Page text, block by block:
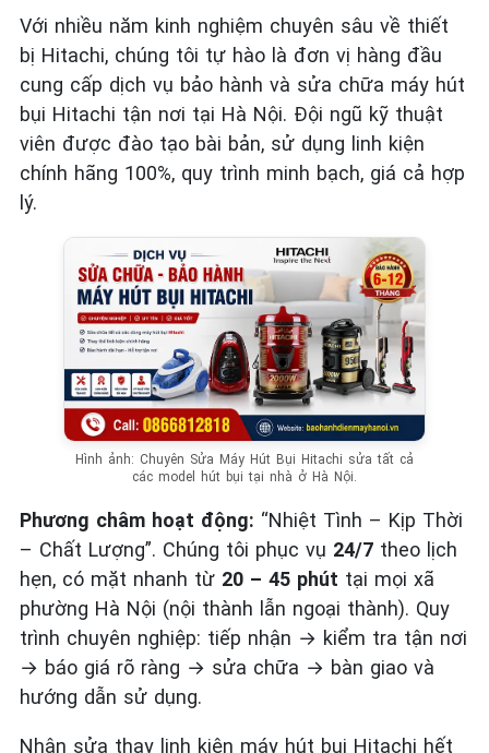
Với nhiều năm kinh nghiệm chuyên sâu về thiết
bị Hitachi, chúng tôi tự hào là đơn vị hàng đầu
cung cấp dịch vụ bảo hành và sửa chữa máy hút
bụi Hitachi tận nơi tại Hà Nội. Đội ngũ kỹ thuật
viên được đào tạo bài bản, sử dụng linh kiện
chính hãng 100%, quy trình minh bạch, giá cả hợp
lý.
Hình ảnh: Chuyên Sửa Máy Hút Bụi Hitachi sửa tất cả
các model hút bụi tại nhà ở Hà Nội.
Phương châm hoạt động: “Nhiệt Tình – Kịp Thời
– Chất Lượng”. Chúng tôi phục vụ 24/7 theo lịch
hẹn, có mặt nhanh từ 20 – 45 phút tại mọi xã
phường Hà Nội (nội thành lẫn ngoại thành). Quy
trình chuyên nghiệp: tiếp nhận → kiểm tra tận nơi
→ báo giá rõ ràng → sửa chữa → bàn giao và
hướng dẫn sử dụng.
Nhận sửa thay linh kiện máy hút bụi Hitachi hết